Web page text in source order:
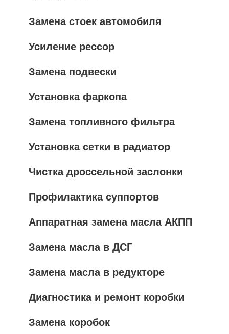
Замена стоек автомобиля
Усиление рессор
Замена подвески
Установка фаркопа
Замена топливного фильтра
Установка сетки в радиатор
Чистка дроссельной заслонки
Профилактика суппортов
Аппаратная замена масла АКПП
Замена масла в ДСГ
Замена масла в редукторе
Диагностика и ремонт коробки
Замена коробок